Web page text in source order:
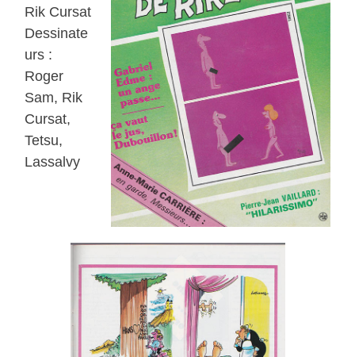
Rik Cursat
Dessinate
urs :
Roger
Sam, Rik
Cursat,
Tetsu,
Lassalvy